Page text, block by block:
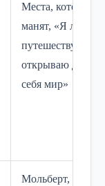
Места, которые
манят, «Я легко
путешествую и
открываю для
себя мир»
Мольберт, книги,